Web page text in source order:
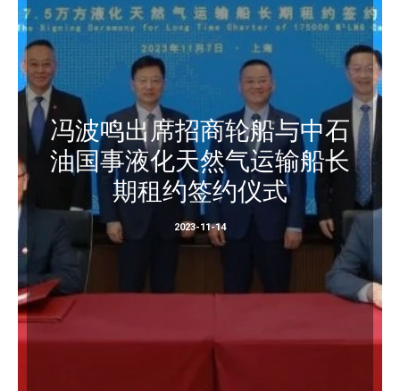
冯波鸣出席招商轮船与中石
油国事液化天然气运输船长
期租约签约仪式
2023-11-14